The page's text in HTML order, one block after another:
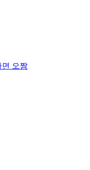
면 오짬